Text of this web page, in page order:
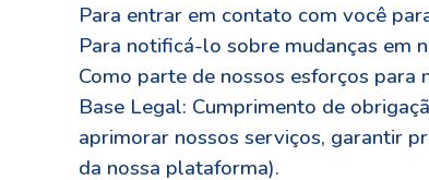
Para entrar em contato com você
Para notificá-lo sobre mudanças em
Como parte de nossos esforços para
Base Legal: Cumprimento de
aprimorar nossos serviços, garantir
da nossa plataforma).